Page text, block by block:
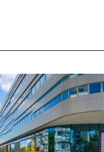
12 | 637 Kvm